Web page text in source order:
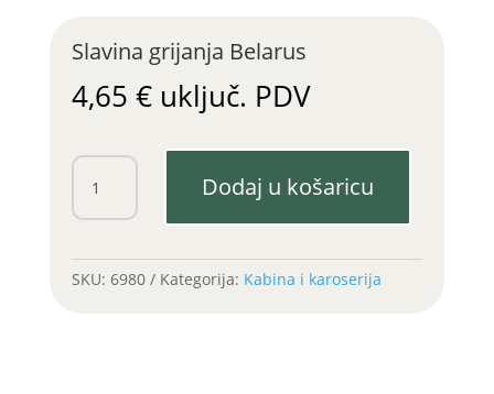
Slavina grijanja Belarus
4,65 € uključ. PDV
Slavina
grijanja
Belarus
Dodaj u košaricu
SKU: 6980 Kategorija: Kabina i karoserija